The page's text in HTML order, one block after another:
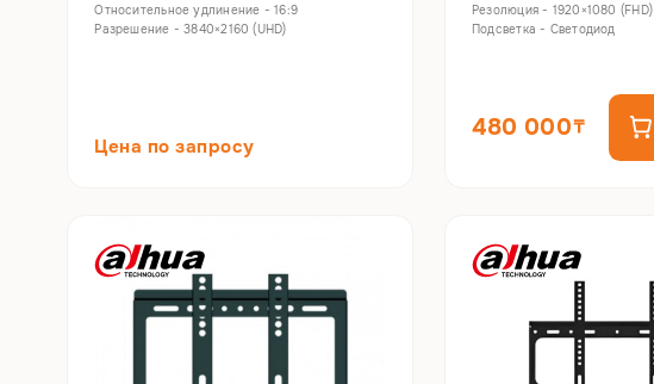
Относительное удлинение - 16:9
Разрешение - 3840×2160 (UHD)
Цена по запросу
Резолюция - 1920×1080 (FHD)
Подсветка - Светодиод
480 000